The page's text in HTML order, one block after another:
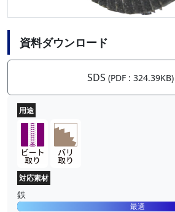
資料ダウンロード
SDS (PDF : 324.39KB)
用途
対応素材
鉄
最適